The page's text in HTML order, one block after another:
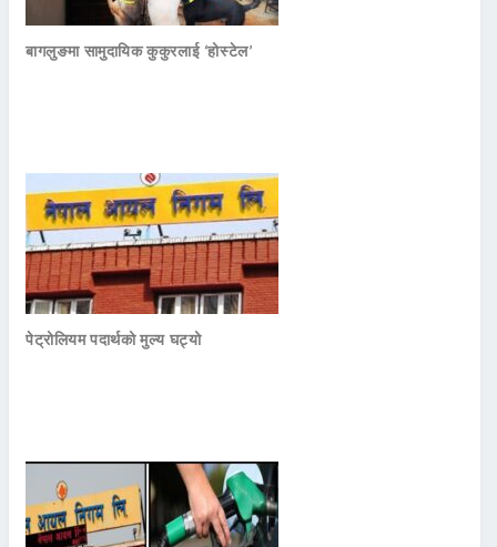
बागलुङमा सामुदायिक कुकुरलाई ‘होस्टेल’
पेट्रोलियम पदार्थको मुल्य घट्यो